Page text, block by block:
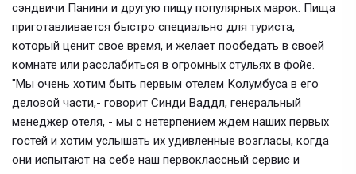
сэндвичи Панини и другую пищу популярных марок. Пища
приготавливается быстро специально для туриста,
который ценит свое время, и желает пообедать в своей
комнате или расслабиться в огромных стульях в фойе.
"Мы очень хотим быть первым отелем Колумбуса в его
деловой части,- говорит Синди Ваддл, генеральный
менеджер отеля, - мы с нетерпением ждем наших первых
гостей и хотим услышать их удивленные возгласы, когда
они испытают на себе наш первоклассный сервис и